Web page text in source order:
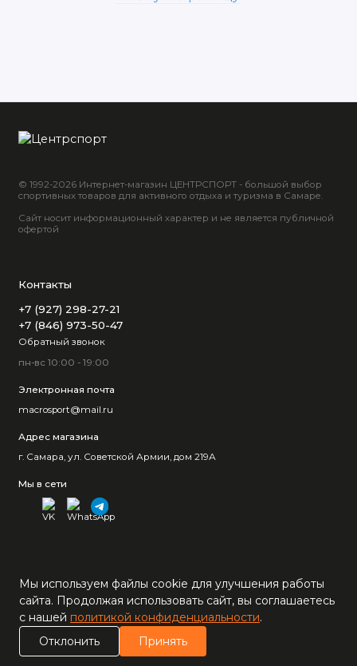
Каталог Поиск Корзина
© 1992-2026 Интернет-магазин ЦЕНТРСПОРТ - большой выбор
спортивных товаров для активного отдыха и туризма в Самаре.
Сайт носит информационный характер и не является публичной
офертой
Контакты
+7 (927) 298-27-21
+7 (846) 973-50-47
Обратный звонок
пн-вс 10:00 - 19:00
Электронная почта
macrosport@mail.ru
Адрес магазина
г. Самара, ул. Советской Армии, дом 219А
Мы в сети
Мы используем файлы cookie для улучшения работы
сайта. Продолжая использовать сайт, вы соглашаетесь
с нашей политикой конфиденциальности.
Отклонить
Принять